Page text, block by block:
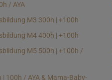
/ AYA
M3 300h | +100h
M4 400h | +100h
M5 500h | +100h /
100h / AYA & Mama-Baby-